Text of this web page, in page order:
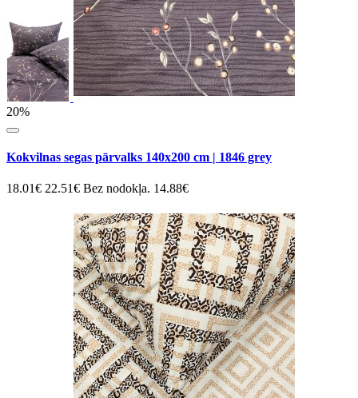
20%
Kokvilnas segas pārvalks 140x200 cm | 1846 grey
18.01€ 22.51€ Bez nodokļa. 14.88€